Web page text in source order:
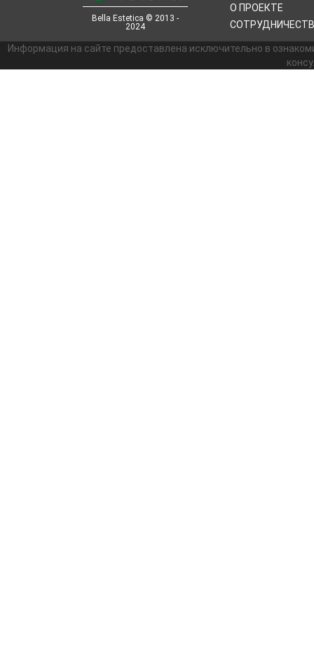
Bella Estetica © 2013 -
2024
О ПРОЕКТЕ
Информация на сайте предоставлена исключительно в